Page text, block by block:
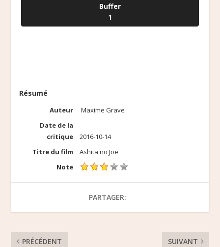
Buffer
1
Résumé
Auteur
Maxime Grave
Date de la
critique
2016-10-14
Titre du film
Ashita no Joe
Note
PARTAGER:
PRÉCÉDENT SUIVANT